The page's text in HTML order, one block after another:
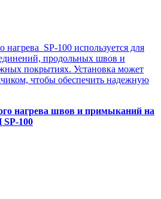
нагрева SP-100 используется для
продольных швов и
покрытиях. Установка может
чтобы обеспечить надежную
нагрева швов и примыканий на
100